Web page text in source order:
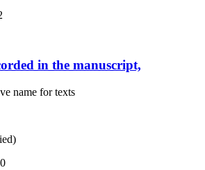
in the manuscript,
name for texts